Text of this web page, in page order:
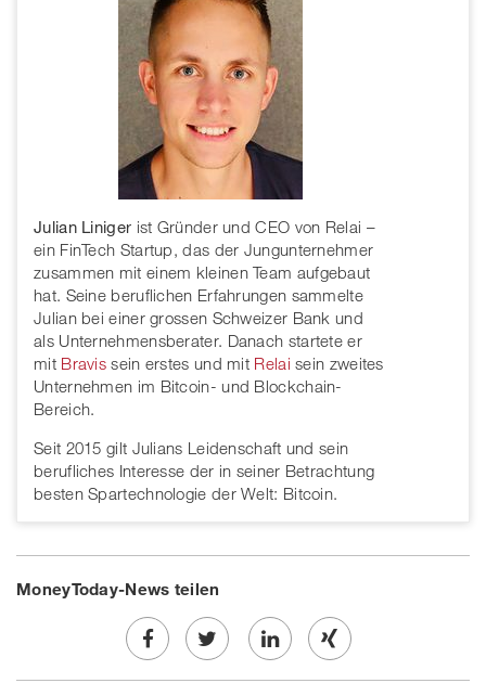
Julian Liniger ist Gründer und CEO von Relai –
ein FinTech Startup, das der Jungunternehmer
zusammen mit einem kleinen Team aufgebaut
hat. Seine beruflichen Erfahrungen sammelte
Julian bei einer grossen Schweizer Bank und
als Unternehmensberater. Danach startete er
mit Bravis sein erstes und mit Relai sein zweites
Unternehmen im Bitcoin- und Blockchain-
Bereich.
Seit 2015 gilt Julians Leidenschaft und sein
berufliches Interesse der in seiner Betrachtung
besten Spartechnologie der Welt: Bitcoin.
MoneyToday-News teilen
Share Twe
Share Share